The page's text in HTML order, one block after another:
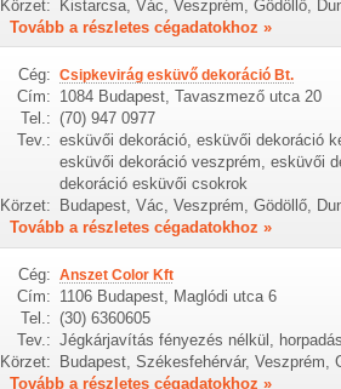
Körzet: Kistarcsa, Vác, Veszprém, Gödöllő,
Tovább a részletes cégadatokhoz »
Cég: Csipkevirág esküvő dekoráció Bt.
Cím: 1084 Budapest, Tavaszmező utca 20
Tel.: (70) 947 0977
Tev.: esküvői dekoráció, esküvői dekoráció
esküvői dekoráció veszprém, esküvői
dekoráció esküvői csokrok
Körzet:
Budapest, Vác, Veszprém, Gödöllő,
Tovább a részletes cégadatokhoz »
Cég: Anszet Color Kft
Cím: 1106 Budapest, Maglódi utca 6
Tel.: (30) 6360605
Tev.: Jégkárjavítás fényezés nélkül,
Körzet:
Budapest, Székesfehérvár, Veszprém,
Tovább a részletes cégadatokhoz »